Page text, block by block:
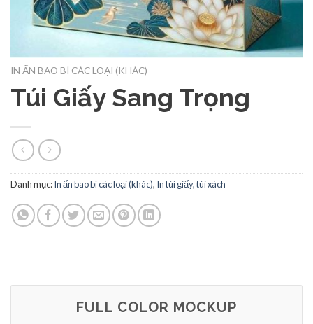
IN ẤN BAO BÌ CÁC LOẠI (KHÁC)
Túi Giấy Sang Trọng
Danh mục:In ấn bao bì các loại (khác), In túi giấy, túi xách
FULL COLOR MOCKUP